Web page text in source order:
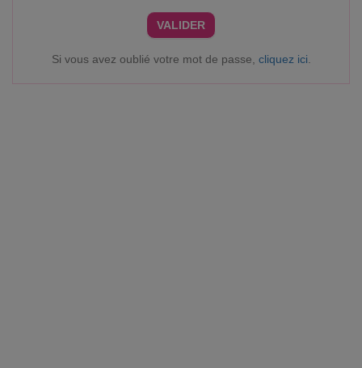
VALIDER
Si vous avez oublié votre mot de passe, cliquez ici